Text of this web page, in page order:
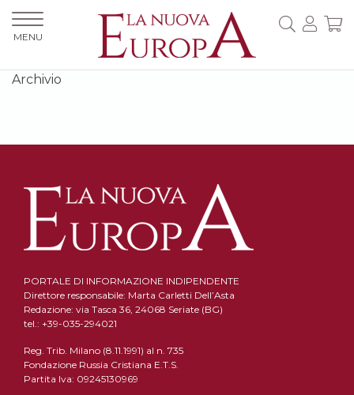
Archivio
PORTALE DI INFORMAZIONE INDIPENDENTE
Direttore responsabile: Marta Carletti Dell’Asta
Redazione: via Tasca 36, 24068 Seriate (BG)
tel.: +39-035-294021
Reg. Trib. Milano (8.11.1991) al n. 735
Fondazione Russia Cristiana E.T.S.
Partita Iva: 09245130969
MENU